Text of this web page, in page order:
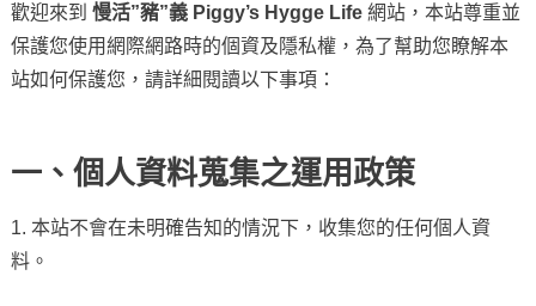
歡迎來到 慢活”豬”義 Piggy’s Hygge Life網站，本站尊重並
保護您使用網際網路時的個資及隱私權，為了幫助您瞭解本
站如何保護您，請詳細閱讀以下事項：
一、個人資料蒐集之運用政策
1. 本站不會在未明確告知的情況下，收集您的任何個人資
料。